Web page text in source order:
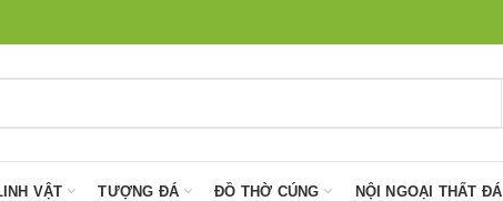
VẬT TƯỢNG ĐÁ ĐỒ THỜ CÚNG NỘI NGOẠI THẤT ĐÁ